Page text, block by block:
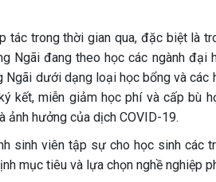
tác trong thời gian qua, đặc biệt là
Ngãi đang theo học các ngành đại
dưới dạng loại học bổng và các
kết, miễn giảm học phí và cấp bù
ảnh hưởng của dịch COVID-19.
sinh viên tập sự cho học sinh các
mục tiêu và lựa chọn nghề nghiệp